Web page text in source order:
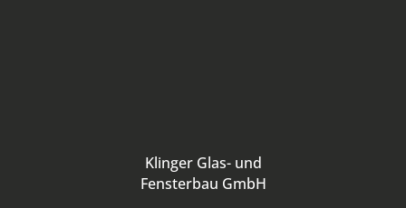
Klinger Glas- und
Fensterbau GmbH